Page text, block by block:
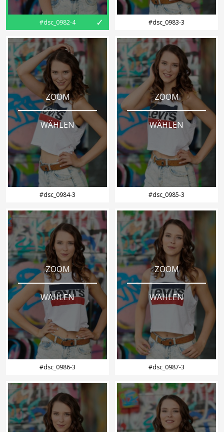
✓
#dsc_0982-4 #dsc_0983-3
ZOOM
WÄHLEN
#dsc_0984-3
ZOOM
WÄHLEN
#dsc_0985-3
ZOOM
WÄHLEN
#dsc_0986-3
ZOOM
WÄHLEN
#dsc_0987-3